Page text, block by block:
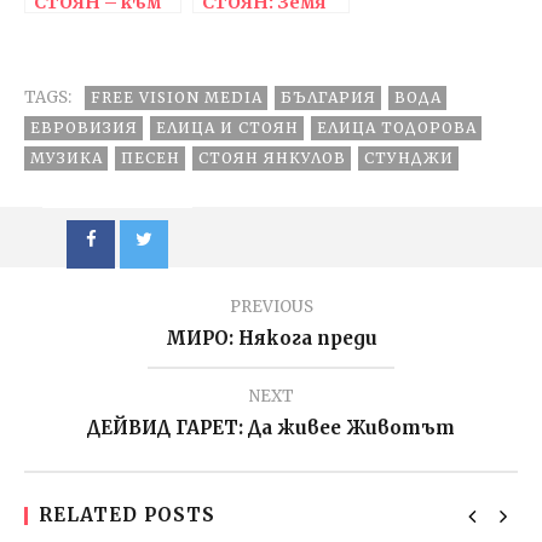
TAGS: FREE VISION MEDIA БЪЛГАРИЯ
ВОДА
ЕВРОВИЗИЯ
ЕЛИЦА И СТОЯН
ЕЛИЦА ТОДОРОВА
МУЗИКА
ПЕСЕН СТОЯН ЯНКУЛОВ СТУНДЖИ
PREVIOUS
МИРО: Някога преди
NEXT
ДЕЙВИД ГАРЕТ: Да живее Животът
RELATED POSTS